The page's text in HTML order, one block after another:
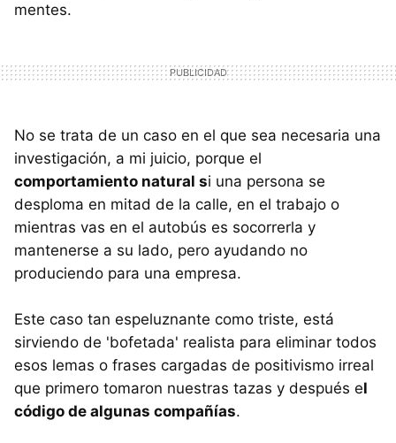
mentes.
No se trata de un caso en el que sea necesaria una
investigación, a mi juicio, porque el
comportamiento natural si una persona se
desploma en mitad de la calle, en el trabajo o
mientras vas en el autobús es socorrerla y
mantenerse a su lado, pero ayudando no
produciendo para una empresa.
Este caso tan espeluznante como triste, está
sirviendo de 'bofetada' realista para eliminar todos
esos lemas o frases cargadas de positivismo irreal
que primero tomaron nuestras tazas y después el
código de algunas compañías.